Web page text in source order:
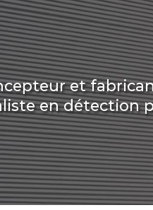
et
en détection